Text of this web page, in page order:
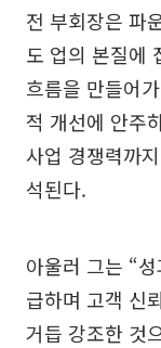
전 부회장은 파
도 업의 본질에
흐름을 만들어
적 개선에 안주
사업 경쟁력까
석된다.
아울러 그는 “
급하며 고객 신
거듭 강조한 것